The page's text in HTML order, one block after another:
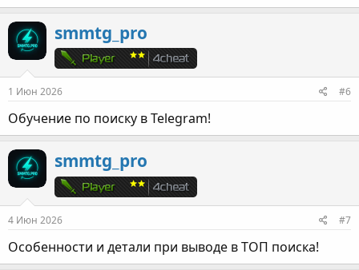
smmtg_pro
1 Июн 2026 #6
Обучение по поиску в Telegram!
smmtg_pro
4 Июн 2026 #7
Особенности и детали при выводе в ТОП поиска!